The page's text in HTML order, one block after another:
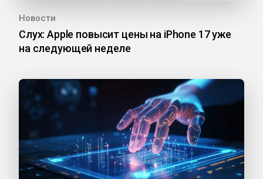
Новости
Слух: Apple повысит цены на iPhone 17 уже
на следующей неделе